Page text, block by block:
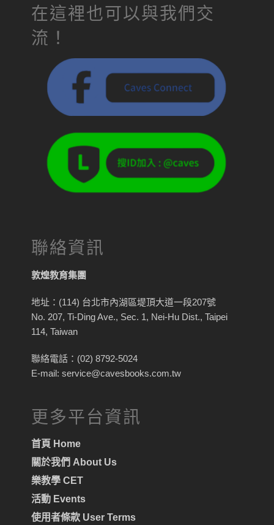
在這裡也可以與我們交
流！
聯絡資訊
敦煌教育集團
地址：(114) 台北市內湖區堤頂大道一段207號
No. 207, Ti-Ding Ave., Sec. 1, Nei-Hu Dist., Taipei
114, Taiwan
聯絡電話：(02) 8792-5024
E-mail: service@cavesbooks.com.tw
更多平台資訊
首頁 Home
關於我們 About Us
樂教學 CET
活動 Events
使用者條款 User Terms